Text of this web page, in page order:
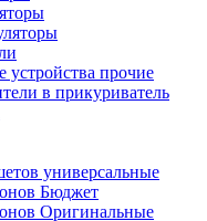
прочие
в прикуриватель
универсальные
Бюджет
Оригинальные